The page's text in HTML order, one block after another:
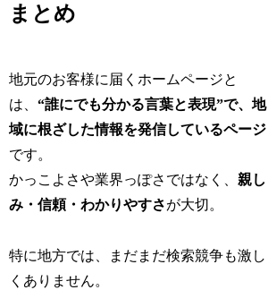
まとめ
地元のお客様に届くホームページと
は、“誰にでも分かる言葉と表現”で、地
域に根ざした情報を発信しているページ
です。
かっこよさや業界っぽさではなく、親し
み・信頼・わかりやすさが大切。
特に地方では、まだまだ検索競争も激し
くありません。